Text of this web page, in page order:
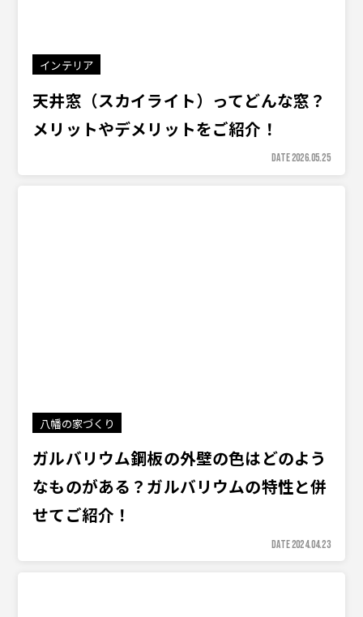
インテリア
天井窓（スカイライト）ってどんな窓？
メリットやデメリットをご紹介！
DATE 2026.05.25
八幡の家づくり
ガルバリウム鋼板の外壁の色はどのよう
なものがある？ガルバリウムの特性と併
せてご紹介！
DATE 2024.04.23